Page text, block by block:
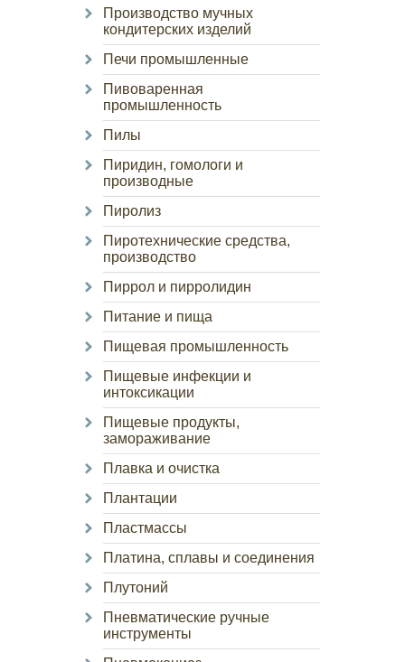
Производство мучных
кондитерских изделий
Печи промышленные
Пивоваренная
промышленность
Пилы
Пиридин, гомологи и
производные
Пиролиз
Пиротехнические средства,
производство
Пиррол и пирролидин
Питание и пища
Пищевая промышленность
Пищевые инфекции и
интоксикации
Пищевые продукты,
замораживание
Плавка и очистка
Плантации
Пластмассы
Платина, сплавы и соединения
Плутоний
Пневматические ручные
инструменты